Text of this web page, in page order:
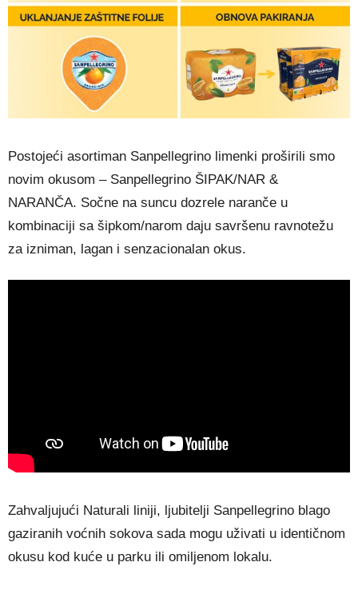
Postojeći asortiman Sanpellegrino limenki proširili smo
novim okusom – Sanpellegrino ŠIPAK/NAR &
NARANČA. Sočne na suncu dozrele naranče u
kombinaciji sa šipkom/narom daju savršenu ravnotežu
za izniman, lagan i senzacionalan okus.
Zahvaljujući Naturali liniji, ljubitelji Sanpellegrino blago
gaziranih voćnih sokova sada mogu uživati u identičnom
okusu kod kuće u parku ili omiljenom lokalu.